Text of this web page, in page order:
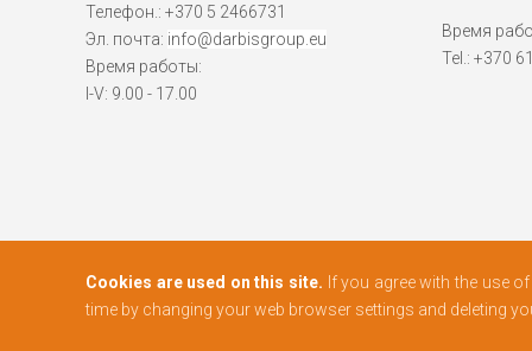
Телефон.: +370 5 2466731
Эл. почта: info@darbisgroup.eu
Время работы:
I-V: 9.00 - 17.00
Время
Tel.: +370
© 2026 Все права защищены DARBIS
Cookies are used on this site. If you agree with the use
time by changing your web browser settings and deleting